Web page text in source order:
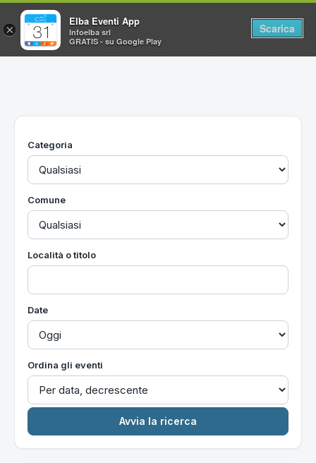
Home
Utilità
Categoria
Comune
Località o titolo
Date
Ordina gli eventi
×
Elba Eventi App
Infoelba srl
GRATIS - su Google Play
Scarica